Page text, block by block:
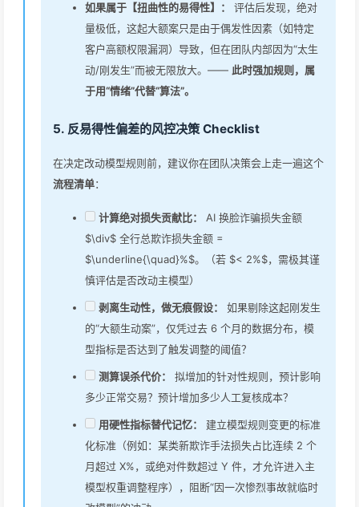
如果属于【扭曲性的易得性】：
评估后发现，绝对
量极低，这起大额案只是由于偶发性因素（如特定
客户高额权限漏洞）导致，但在团队内部因为“太生
动/刚发生”而被无限放大。—— 此时强加规则，属
于用“情绪”代替“算法”。
5. 反易得性偏差的风控决策 Checklist
在决定改动模型规则前，建议你在团队决策会上走一遍这个
流程清单：
计算绝对损失贡献比：
AI 换脸诈骗损失金额
$\div$ 全行总欺诈损失金额 =
$\underline{\quad}%$。（若 $< 2%$，需极其谨
慎评估是否改动主模型）
剥离生动性，做无痕假设：
如果剔除这起刚发生
的“大额生动案”，仅凭过去 6 个月的数据分布，模
型指标是否达到了触发调整的阈值？
测算误杀代价：
拟增加的针对性规则，预计影响
多少正常交易？预计增加多少人工复核成本？
用硬性指标替代记忆：
建立模型规则变更的标准
化标准（例如：某类新欺诈手法损失占比连续 2 个
月超过 X%，或绝对件数超过 Y 件，才允许进入主
模型权重调整程序），阻断“因一次惨烈事故就临时